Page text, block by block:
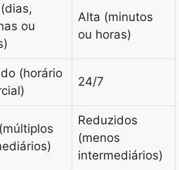
ou
Alta (minutos
ou horas)
(horário
24/7
Reduzidos
(menos
intermediários)